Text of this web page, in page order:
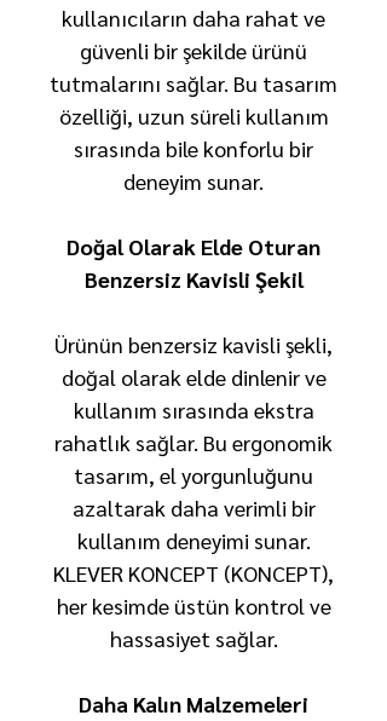
kullanıcıların daha rahat ve
güvenli bir şekilde ürünü
tutmalarını sağlar. Bu tasarım
özelliği, uzun süreli kullanım
sırasında bile konforlu bir
deneyim sunar.
Doğal Olarak Elde Oturan
Benzersiz Kavisli Şekil
Ürünün benzersiz kavisli şekli,
doğal olarak elde dinlenir ve
kullanım sırasında ekstra
rahatlık sağlar. Bu ergonomik
tasarım, el yorgunluğunu
azaltarak daha verimli bir
kullanım deneyimi sunar.
KLEVER KONCEPT (KONCEPT),
her kesimde üstün kontrol ve
hassasiyet sağlar.
Daha Kalın Malzemeleri